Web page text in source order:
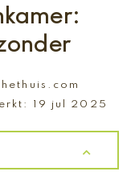
19 jul 2025